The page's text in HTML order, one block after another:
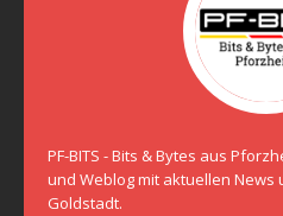
PF-BITS - Bits & Bytes aus
und Weblog mit aktuellen News
Goldstadt.